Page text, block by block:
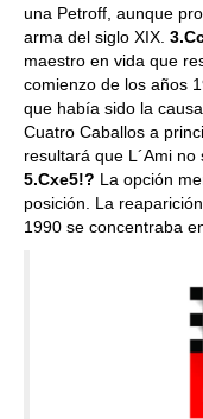
una Petroff, aunque
arma del siglo XIX.
maestro en vida que
comienzo de los años
que había sido la
Cuatro Caballos a
resultará que L´Ami
5.Cxe5!? La opción
posición. La
1990 se concentraba